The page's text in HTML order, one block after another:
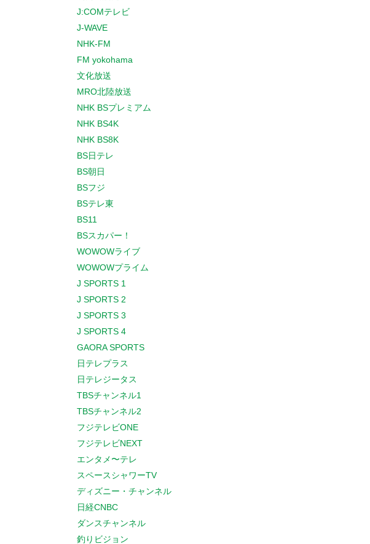
J:COMテレビ
J-WAVE
NHK-FM
FM yokohama
文化放送
MRO北陸放送
NHK BSプレミアム
NHK BS4K
NHK BS8K
BS日テレ
BS朝日
BSフジ
BSテレ東
BS11
BSスカパー！
WOWOWライブ
WOWOWプライム
J SPORTS 1
J SPORTS 2
J SPORTS 3
J SPORTS 4
GAORA SPORTS
日テレプラス
日テレジータス
TBSチャンネル1
TBSチャンネル2
フジテレビONE
フジテレビNEXT
エンタメ〜テレ
スペースシャワーTV
ディズニー・チャンネル
日経CNBC
ダンスチャンネル
釣りビジョン